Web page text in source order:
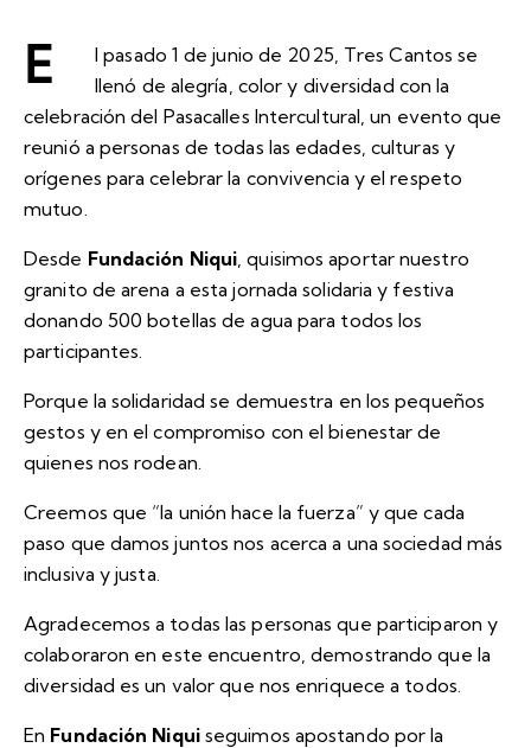
E
l pasado 1 de junio de 2025, Tres Cantos se
llenó de alegría, color y diversidad con la
celebración del Pasacalles Intercultural, un evento que
reunió a personas de todas las edades, culturas y
orígenes para celebrar la convivencia y el respeto
mutuo.
Desde Fundación Niqui , quisimos aportar nuestro
granito de arena a esta jornada solidaria y festiva
donando 500 botellas de agua para todos los
participantes.
Porque la solidaridad se demuestra en los pequeños
gestos y en el compromiso con el bienestar de
quienes nos rodean.
Creemos que “la unión hace la fuerza” y que cada
paso que damos juntos nos acerca a una sociedad más
inclusiva y justa.
Agradecemos a todas las personas que participaron y
colaboraron en este encuentro, demostrando que la
diversidad es un valor que nos enriquece a todos.
En Fundación Niquiseguimos apostando por la